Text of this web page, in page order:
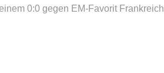
0:0 gegen EM-Favorit Frankreich